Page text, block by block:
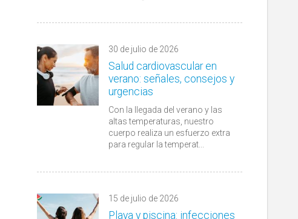
30 de julio de 2026
Salud cardiovascular en
verano: señales, consejos y
urgencias
Con la llegada del verano y las
altas temperaturas, nuestro
cuerpo realiza un esfuerzo extra
para regular la temperat...
15 de julio de 2026
Playa y piscina: infecciones